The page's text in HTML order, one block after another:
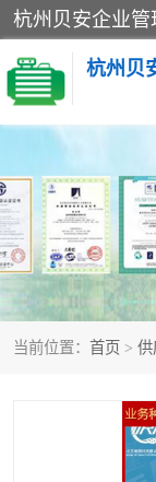
杭州贝
当前位置： 首页 > 供
CE认证
SA认证
OHSAS18001
45001认证